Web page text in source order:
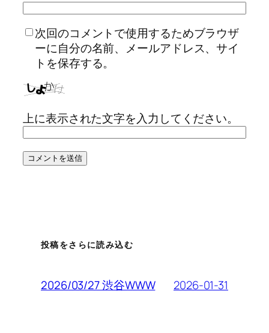
次回のコメントで使用するためブラウザ
ーに自分の名前、メールアドレス、サイ
トを保存する。
上に表示された文字を入力してください。
投稿をさらに読み込む
2026/03/27 渋谷WWW 2026-01-31